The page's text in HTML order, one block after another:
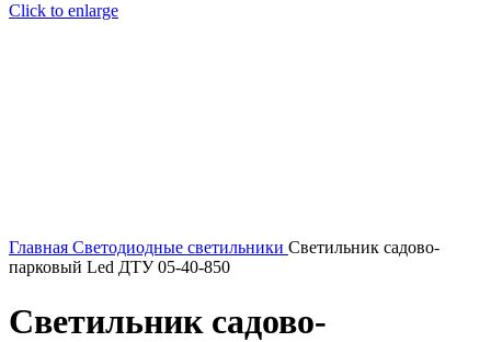
Click to enlarge
Главная Светодиодные светильники Светильник садово-
парковый Led ДТУ 05-40-850
Светильник садово-